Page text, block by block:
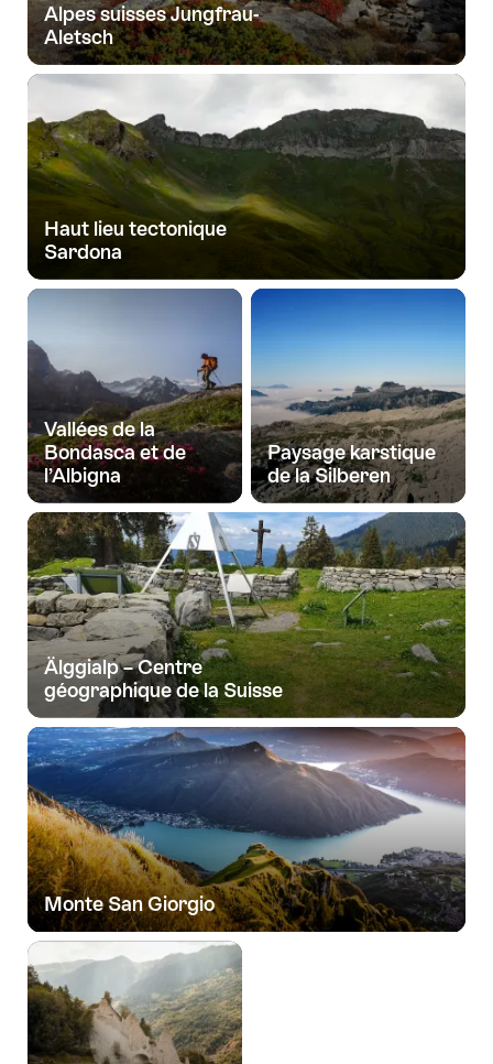
Alpes suisses Jungfrau-
Aletsch
Haut lieu tectonique
Sardona
Vallées de la
Bondasca et de
l’Albigna
Paysage karstique
de la Silberen
Älggialp – Centre
géographique de la Suisse
Monte San Giorgio